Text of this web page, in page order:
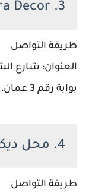
3. Flora Decor
طريقة التواصل
العنوان: شارع
بوابة رقم 3 عمان، المدينة الرياضية، عمان، الأردن
4. محل ديكورات خشبية
طريقة التواصل